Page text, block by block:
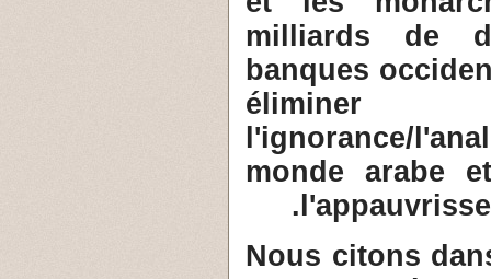
milliards de
banques
l'ignorance/
monde arabe
5- Nous citons